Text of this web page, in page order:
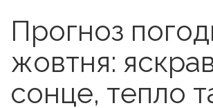
Прогноз
жовтня:
сонце, тепло